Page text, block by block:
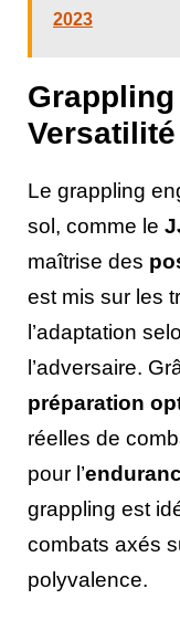
2023
Versatilité
Le grappling
sol, comme le
maîtrise des
est mis sur les
l’adaptation
l’adversaire.
préparation
réelles de
pour l’
grappling est
combats axés
polyvalence.